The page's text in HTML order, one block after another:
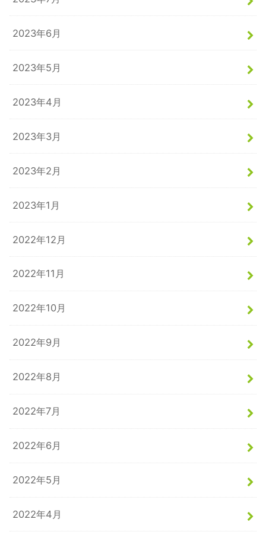
2023年6月
2023年5月
2023年4月
2023年3月
2023年2月
2023年1月
2022年12月
2022年11月
2022年10月
2022年9月
2022年8月
2022年7月
2022年6月
2022年5月
2022年4月